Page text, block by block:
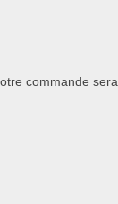
commande sera